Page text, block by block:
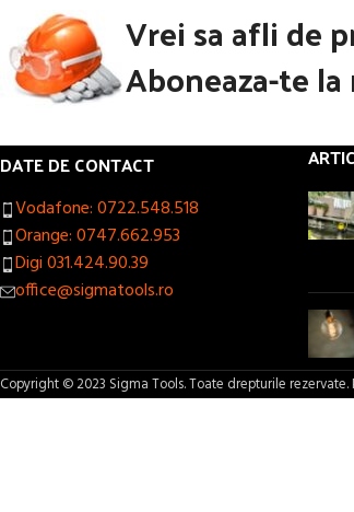
Vrei sa afli de
Aboneaza-te
DATE DE CONTACT
Vodafone: 0722.548.518
Orange: 0747.662.953
Digi 031.424.90.39
office@sigmatools.ro
Copyright © 2023 Sigma Tools. Toate drepturile rezervate.